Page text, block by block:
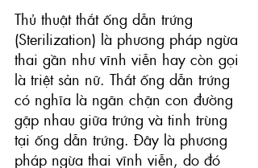
Thủ thuật thắt ống dẫn trứng
(Sterilization) là phương pháp ngừa
thai gần như vĩnh viễn hay còn gọi
là triệt sản nữ. Thắt ống dẫn trứng
có nghĩa là ngăn chặn con đường
gặp nhau giữa trứng và tinh trùng
tại ống dẫn trứng. Đây là phương
pháp ngừa thai vĩnh viễn, do đó